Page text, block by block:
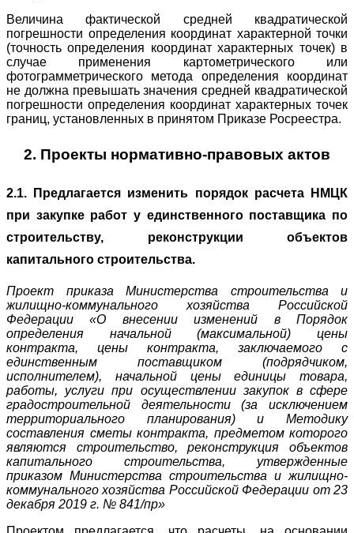
Величина фактической средней квадратической
погрешности определения координат характерной точки
(точность определения координат характерных точек) в
случае применения картометрического или
фотограмметрического метода определения координат
не должна превышать значения средней квадратической
погрешности определения координат характерных точек
границ, установленных в принятом Приказе Росреестра.
2. Проекты нормативно-правовых актов
2.1. Предлагается изменить порядок расчета НМЦК
при закупке работ у единственного поставщика по
строительству, реконструкции объектов
капитального строительства.
Проект приказа Министерства строительства и
жилищно-коммунального хозяйства Российской
Федерации «О внесении изменений в Порядок
определения начальной (максимальной) цены
контракта, цены контракта, заключаемого с
единственным поставщиком (подрядчиком,
исполнителем), начальной цены единицы товара,
работы, услуги при осуществлении закупок в сфере
градостроительной деятельности (за исключением
территориального планирования) и Методику
составления сметы контракта, предметом которого
являются строительство, реконструкция объектов
капитального строительства, утвержденные
приказом Министерства строительства и жилищно-
коммунального хозяйства Российской Федерации от 23
декабря 2019 г. № 841/пр»